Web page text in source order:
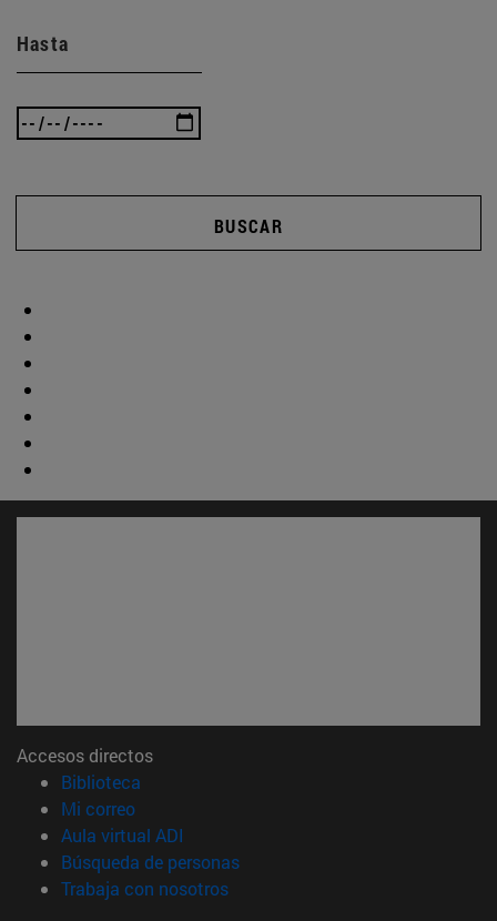
Hasta
BUSCAR
Accesos directos
Biblioteca
Mi correo(abre en nueva ventana)
Aula virtual ADI
Búsqueda de personas(abre en nueva ventana)
Trabaja con nosotros(abre en nueva ventana)